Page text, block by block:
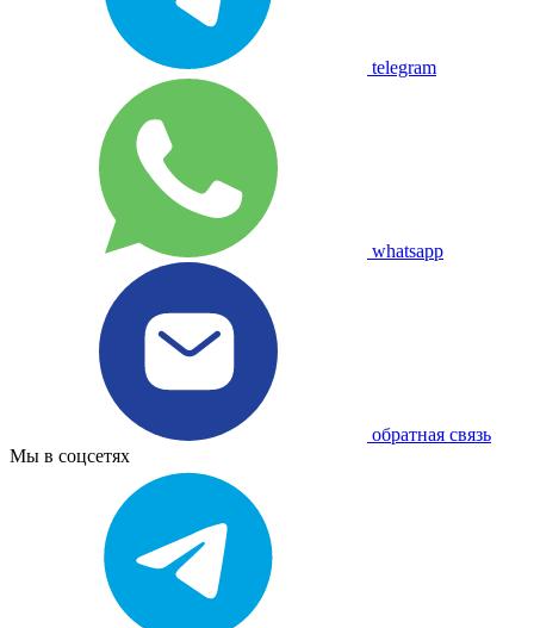
telegram
whatsapp
обратная связь
Мы в соцсетях